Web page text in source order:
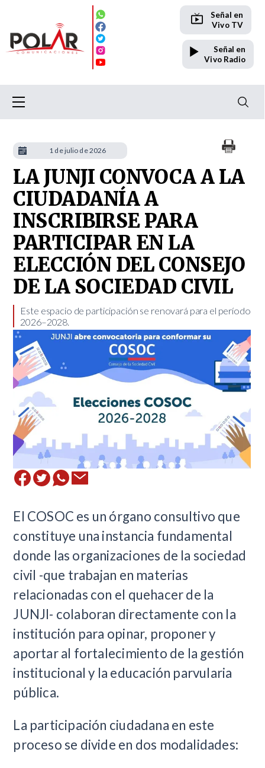
Señal en
Vivo TV
Señal en
Vivo Radio
LA JUNJI CONVOCA A LA
CIUDADANÍA A
INSCRIBIRSE PARA
PARTICIPAR EN LA
ELECCIÓN DEL CONSEJO
DE LA SOCIEDAD CIVIL
​Este espacio de participación se renovará para el período
2026–2028.
El COSOC es un órgano consultivo que
constituye una instancia fundamental
donde las organizaciones de la sociedad
civil -que trabajan en materias
relacionadas con el quehacer de la
JUNJI- colaboran directamente con la
institución para opinar, proponer y
aportar al fortalecimiento de la gestión
institucional y la educación parvularia
pública.
La participación ciudadana en este
proceso se divide en dos modalidades:
1 de julio de 2026